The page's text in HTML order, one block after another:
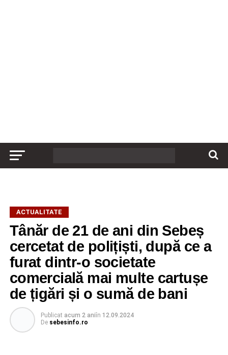
ACTUALITATE
Tânăr de 21 de ani din Sebeș
cercetat de polițiști, după ce a
furat dintr-o societate
comercială mai multe cartușe
de țigări și o sumă de bani
Publicat acum 2 aniîn 12.09.2024
De sebesinfo.ro